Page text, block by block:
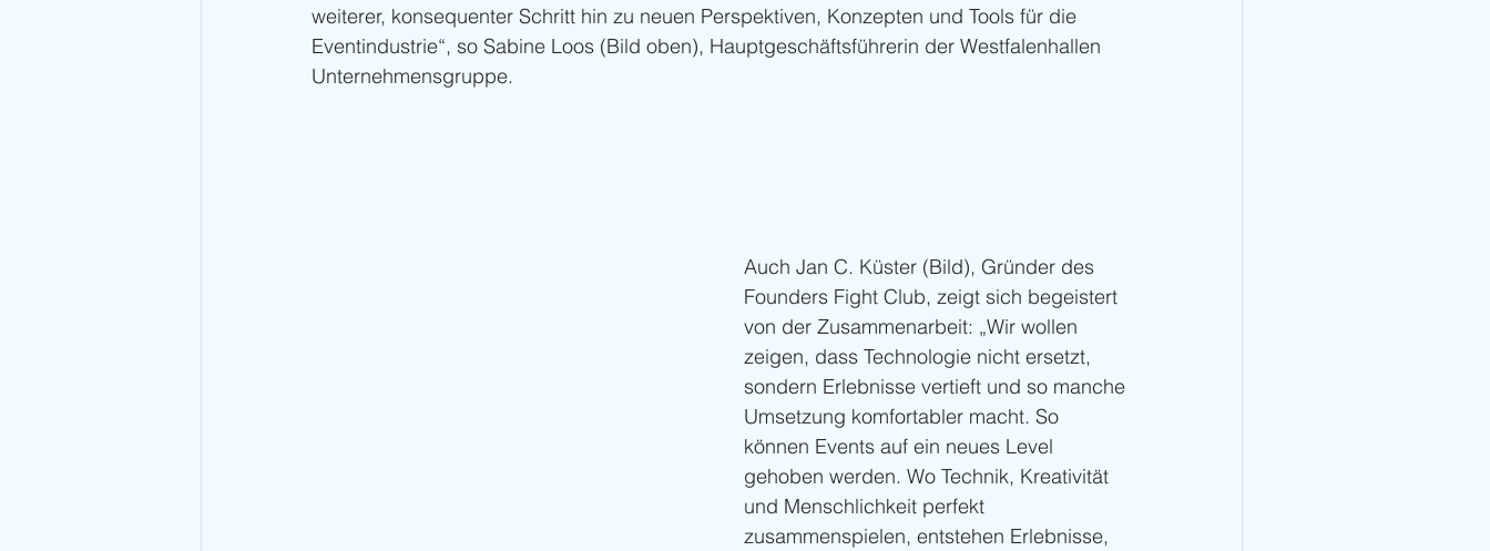
weiterer, konsequenter Schritt hin zu neuen Perspektiven, Konzepten und Tools für die
Eventindustrie“, so Sabine Loos (Bild oben), Hauptgeschäftsführerin der Westfalenhallen
Unternehmensgruppe.
Auch Jan C. Küster (Bild), Gründer des
Founders Fight Club, zeigt sich begeistert
von der Zusammenarbeit: „Wir wollen
zeigen, dass Technologie nicht ersetzt,
sondern Erlebnisse vertieft und so manche
Umsetzung komfortabler macht. So
können Events auf ein neues Level
gehoben werden. Wo Technik, Kreativität
und Menschlichkeit perfekt
zusammenspielen, entstehen Erlebnisse,